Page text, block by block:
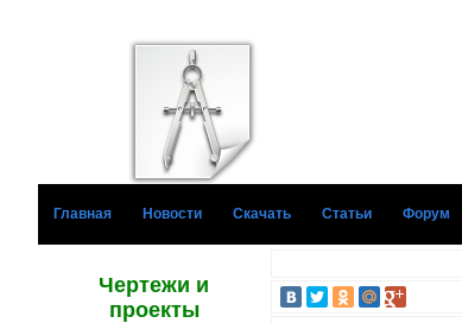
Главная Новости Скачать Статьи Форум
Чертежи и
проекты